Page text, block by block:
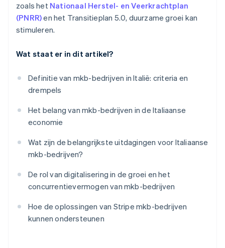
zoals het Nationaal Herstel- en Veerkrachtplan
(PNRR)en het Transitieplan 5.0, duurzame groei kan
stimuleren.
Wat staat er in dit artikel?
Definitie van mkb-bedrijven in Italië: criteria en
drempels
Het belang van mkb-bedrijven in de Italiaanse
economie
Wat zijn de belangrijkste uitdagingen voor Italiaanse
mkb-bedrijven?
De rol van digitalisering in de groei en het
concurrentievermogen van mkb-bedrijven
Hoe de oplossingen van Stripe mkb-bedrijven
kunnen ondersteunen